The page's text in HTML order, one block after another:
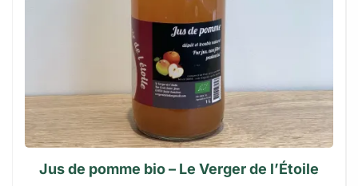
Jus de pomme bio – Le Verger de l’Étoile